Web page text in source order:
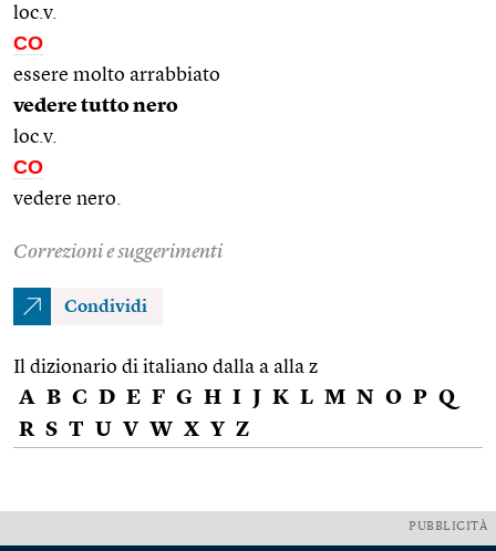
loc.v.
CO
essere molto arrabbiato
vedere tutto nero
loc.v.
CO
vedere nero.
Correzioni e suggerimenti
Condividi
Il dizionario di italiano dalla a alla z
A B C D E F G H I J K L M N O P Q
R S T U V W X Y Z
PUBBLICITÀ